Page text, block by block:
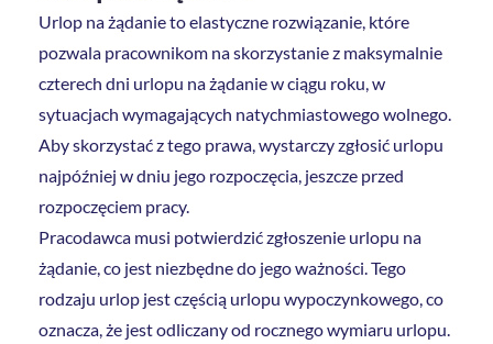
Urlop na żądanie to elastyczne rozwiązanie, które
pozwala pracownikom na skorzystanie z maksymalnie
czterech dni urlopu na żądanie w ciągu roku, w
sytuacjach wymagających natychmiastowego wolnego.
Aby skorzystać z tego prawa, wystarczy zgłosić urlopu
najpóźniej w dniu jego rozpoczęcia, jeszcze przed
rozpoczęciem pracy.
Pracodawca musi potwierdzić zgłoszenie urlopu na
żądanie, co jest niezbędne do jego ważności. Tego
rodzaju urlop jest częścią urlopu wypoczynkowego, co
oznacza, że jest odliczany od rocznego wymiaru urlopu.